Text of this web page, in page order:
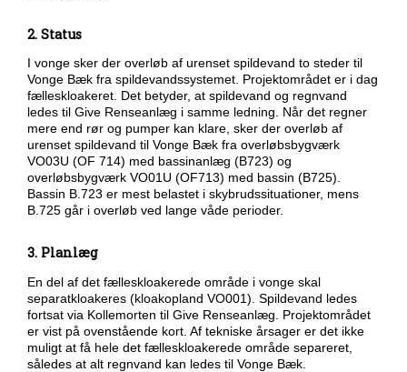
2. Status
I vonge sker der overløb af urenset spildevand to steder til
Vonge Bæk fra spildevandssystemet. Projektområdet er i dag
fælleskloakeret. Det betyder, at spildevand og regnvand
ledes til Give Renseanlæg i samme ledning. Når det regner
mere end rør og pumper kan klare, sker der overløb af
urenset spildevand til Vonge Bæk fra overløbsbygværk
VO03U (OF 714) med bassinanlæg (B723) og
overløbsbygværk VO01U (OF713) med bassin (B725).
Bassin B.723 er mest belastet i skybrudssituationer, mens
B.725 går i overløb ved lange våde perioder.
3. Planlæg
En del af det fælleskloakerede område i vonge skal
separatkloakeres (kloakopland VO001). Spildevand ledes
fortsat via Kollemorten til Give Renseanlæg. Projektområdet
er vist på ovenstående kort. Af tekniske årsager er det ikke
muligt at få hele det fælleskloakerede område separeret,
således at alt regnvand kan ledes til Vonge Bæk.